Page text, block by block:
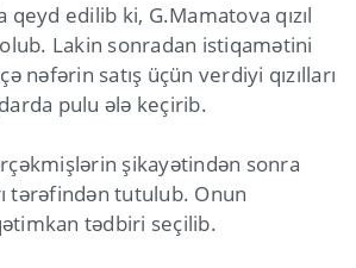
qeyd edilib ki, G.Mamatova qızıl
Lakin sonradan istiqamətini
nəfərin satış üçün verdiyi qızılları
pulu ələ keçirib.
şikayətindən sonra
tərəfindən tutulub. Onun
tədbiri seçilib.